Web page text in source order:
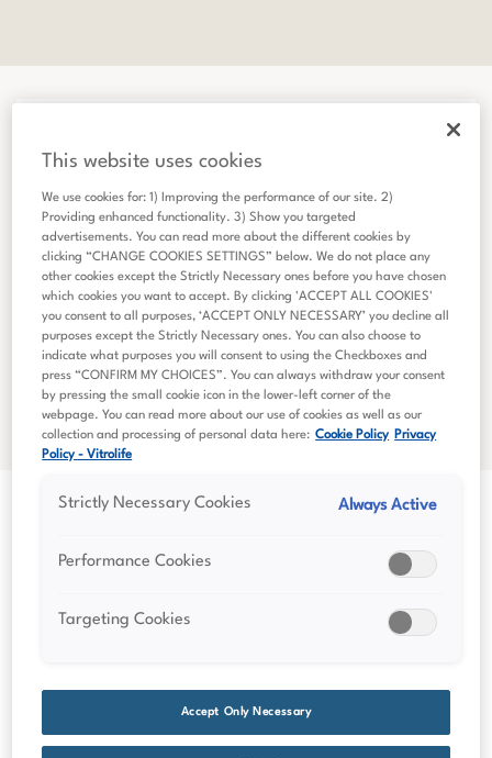
Välkommen att kontakta oss om du har frågor om
Vitrolife Group i relation till investeringar och
noteringen på Nasdaq Stockholm.
+46 761 17 02 74
investors@vitrolife.com
Finansiella rapporter
senaste versionen av års- och hållbarhetsredovisningen samt
delårsrapporter.
This website uses cookies
We use cookies for: 1) Improving the performance of our site. 2)
Providing enhanced functionality. 3) Show you targeted
advertisements. You can read more about the different cookies by
clicking “CHANGE COOKIES SETTINGS” below. We do not place any
other cookies except the Strictly Necessary ones before you have chosen
which cookies you want to accept. By clicking 'ACCEPT ALL COOKIES'
you consent to all purposes, ‘ACCEPT ONLY NECESSARY’ you decline all
purposes except the Strictly Necessary ones. You can also choose to
indicate what purposes you will consent to using the Checkboxes and
press “CONFIRM MY CHOICES”. You can always withdraw your consent
by pressing the small cookie icon in the lower-left corner of the
webpage. You can read more about our use of cookies as well as our
collection and processing of personal data here: Cookie Policy Privacy
Policy - Vitrolife
Strictly Necessary Cookies Always Active
Performance Cookies
Targeting Cookies
Accept Only Necessary